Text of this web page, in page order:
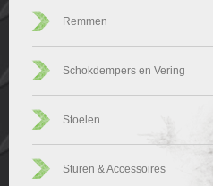
Remmen
Schokdempers en Vering
Stoelen
Sturen & Accessoires